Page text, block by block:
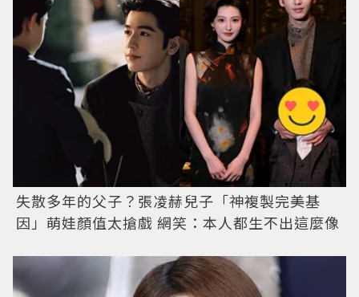
失散多年的父子？張凌赫兒子「神複製完美基
因」萌娃顏值太搶戲 網笑：本人都生不出這麼像